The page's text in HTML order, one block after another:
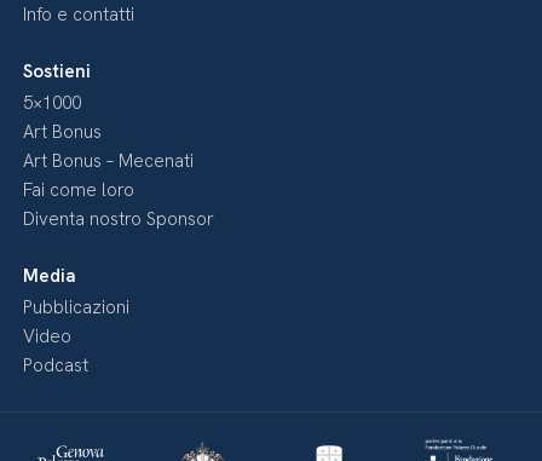
Info e contatti
Sostieni
5×1000
Art Bonus
Art Bonus – Mecenati
Fai come loro
Diventa nostro Sponsor
Media
Pubblicazioni
Video
Podcast